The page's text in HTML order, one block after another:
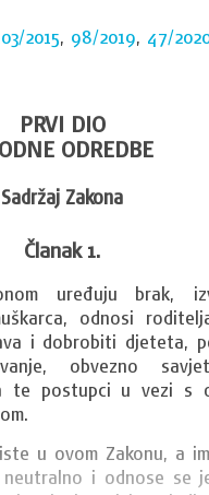
2015, 98/2019, 47/
PRVI DIO
ODREDBE
Sadržaj Zakona
Članak 1.
uređuju brak,
odnosi
i dobrobiti djeteta,
obvezno
te postupci u vezi s
u ovom Zakonu, a
i odnose se